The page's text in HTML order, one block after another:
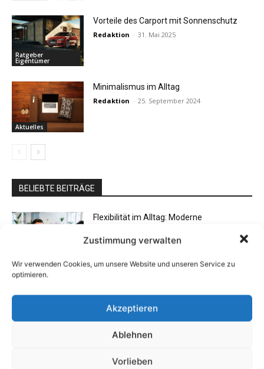
Zustimmung verwalten
Wir verwenden Cookies, um unsere Website und unseren Service zu
optimieren.
Akzeptieren
Ablehnen
Vorlieben
Ratgeber
Eigentümer
Vorteile des Carport mit Sonnenschutz
Redaktion - 31. Mai 2025
Aktuelles
Minimalismus im Alltag
Redaktion - 25. September 2024
BELIEBTE BEITRÄGE
Flexibilität im Alltag: Moderne
7. Juli 2026
klassisch